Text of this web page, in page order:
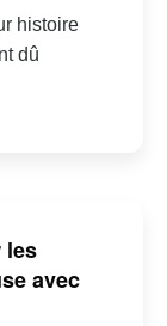
histoire
dû
les
avec